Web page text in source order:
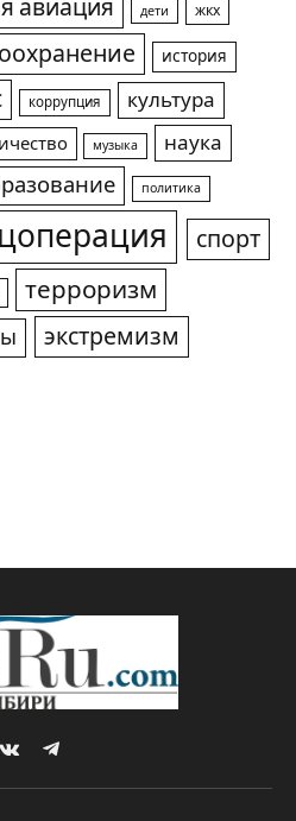
авиация дети жкх
история
коррупция
культура
музыка
наука
политика
спорт
терроризм
экстремизм
VKontakteTelegram